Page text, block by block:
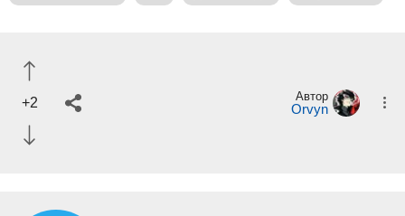
+2 Автор
Orvyn